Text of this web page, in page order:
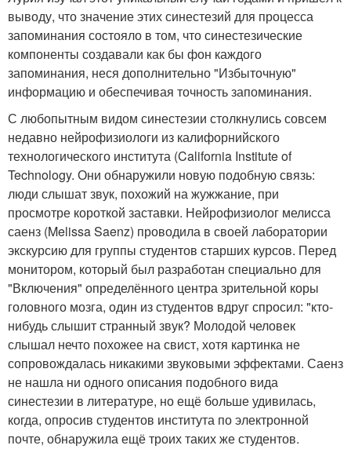
выводу, что значение этих синестезий для процесса
запоминания состояло в том, что синестезические
компоненты создавали как бы фон каждого
запоминания, неся дополнительно "Избыточную"
информацию и обеспечивая точность запоминания.
С любопытным видом синестезии столкнулись совсем
недавно нейрофизиологи из калифорнийского
технологического института (California Institute of
Technology. Они обнаружили новую подобную связь:
люди слышат звук, похожий на жужжание, при
просмотре короткой заставки. Нейрофизиолог мелисса
саенз (Melissa Saenz) проводила в своей лаборатории
экскурсию для группы студентов старших курсов. Перед
монитором, который был разработан специально для
"Включения" определённого центра зрительной коры
головного мозга, один из студентов вдруг спросил: "кто-
нибудь слышит странный звук? Молодой человек
слышал нечто похожее на свист, хотя картинка не
сопровождалась никакими звуковыми эффектами. Саенз
не нашла ни одного описания подобного вида
синестезии в литературе, но ещё больше удивилась,
когда, опросив студентов института по электронной
почте, обнаружила ещё троих таких же студентов.